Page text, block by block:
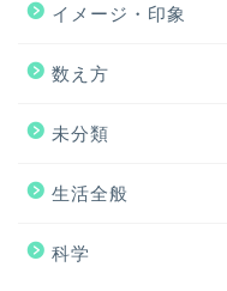
イメージ・印象
数え方
未分類
生活全般
科学